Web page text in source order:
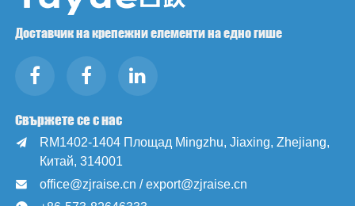
Доставчик на крепежни елементи на едно гише
Свържете се с нас

RM1402-1404 Площад Mingzhu, Jiaxing, Zhejiang,
Китай, 314001
 office@zjraise.cn / export@zjraise.cn